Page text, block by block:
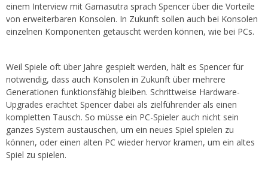
einem Interview mit Gamasutra sprach Spencer über die Vorteile
von erweiterbaren Konsolen. In Zukunft sollen auch bei Konsolen
einzelnen Komponenten getauscht werden können, wie bei PCs.
Weil Spiele oft über Jahre gespielt werden, hält es Spencer für
notwendig, dass auch Konsolen in Zukunft über mehrere
Generationen funktionsfähig bleiben. Schrittweise Hardware-
Upgrades erachtet Spencer dabei als zielführender als einen
kompletten Tausch. So müsse ein PC-Spieler auch nicht sein
ganzes System austauschen, um ein neues Spiel spielen zu
können, oder einen alten PC wieder hervor kramen, um ein altes
Spiel zu spielen.